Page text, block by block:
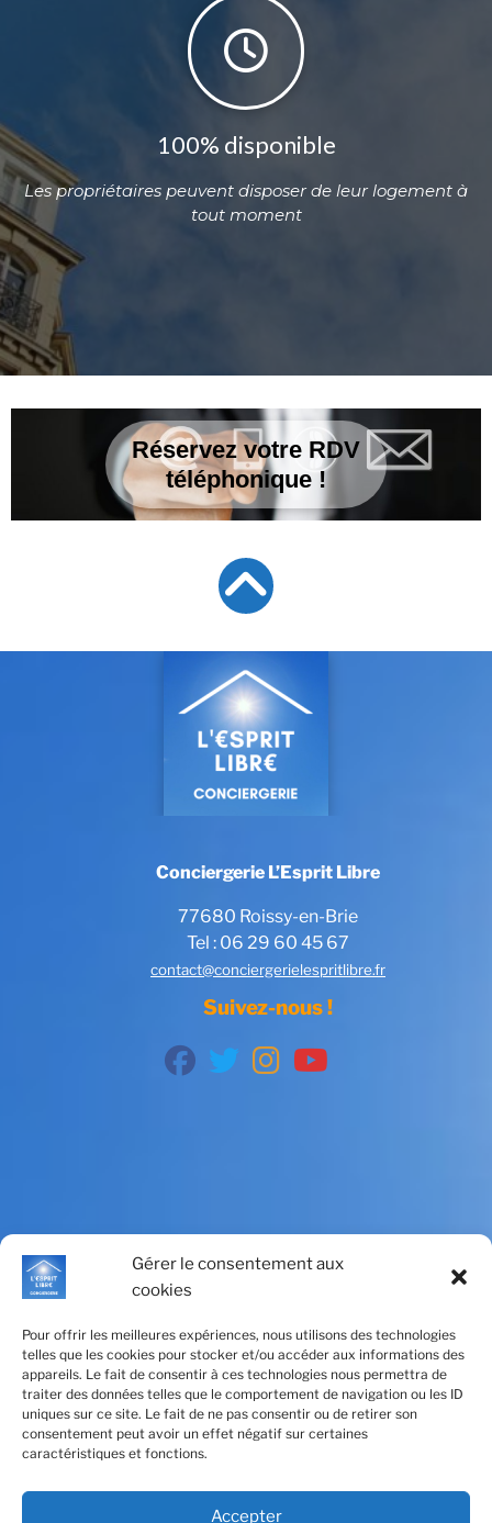
Gérer le consentement aux
cookies
Pour offrir les meilleures expériences, nous utilisons des technologies
telles que les cookies pour stocker et/ou accéder aux informations des
appareils. Le fait de consentir à ces technologies nous permettra de
traiter des données telles que le comportement de navigation ou les ID
uniques sur ce site. Le fait de ne pas consentir ou de retirer son
consentement peut avoir un effet négatif sur certaines
caractéristiques et fonctions.
Accepter
100% disponible
Les propriétaires peuvent disposer de leur logement à
tout moment
Réservez votre RDV
téléphonique !
Conciergerie L’Esprit Libre
77680 Roissy-en-Brie
Tel : 06 29 60 45 67
contact@conciergerielespritlibre.fr
Suivez-nous !
fab
fa-
fab
fa-
fab
fa-
Cliquez pour accepter les cookies
marketing et activer ce contenu